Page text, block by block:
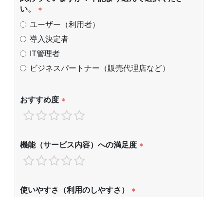
い。
*
ユーザー（利用者）
導入決定者
IT管理者
ビジネスパートナー（販売代理店など）
おすすめ度 *
機能（サービス内容）への満足度 *
使いやすさ（利用のしやすさ） *